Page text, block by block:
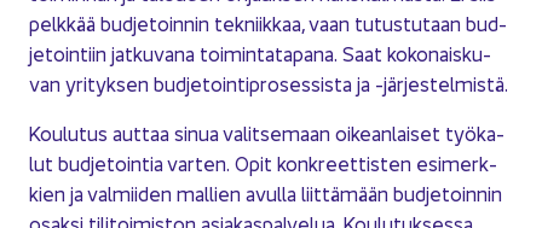
pelk­kää bud­je­toin­nin tek­niik­kaa, vaan tu­tus­tu­taan bud­
je­toin­tiin jat­ku­va­na toi­min­ta­ta­pa­na. Saat ko­ko­nais­ku­
van yri­tyk­sen bud­je­toin­ti­pro­ses­sis­ta ja -​järjestelmistä.
Kou­lu­tus aut­taa sinua va­lit­se­maan oi­kean­lai­set työ­ka­
lut bud­je­toin­tia var­ten. Opit kon­kreet­tis­ten esi­merk­
kien ja val­mii­den mal­lien avul­la liit­tä­mään bud­je­toin­nin